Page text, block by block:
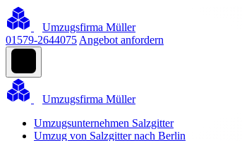
Umzugsfirma Müller
01579-2644075 Angebot anfordern
Umzugsfirma Müller
Umzugsunternehmen Salzgitter
Umzug von Salzgitter nach Berlin